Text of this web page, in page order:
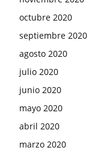
octubre 2020
septiembre 2020
agosto 2020
julio 2020
junio 2020
mayo 2020
abril 2020
marzo 2020